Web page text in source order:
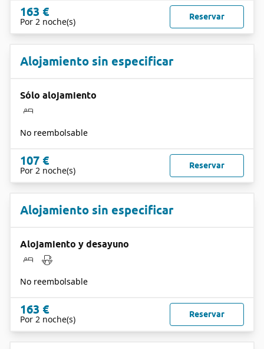
163 €
Por 2 noche(s) Reservar
Alojamiento sin especificar
Sólo alojamiento
No reembolsable
107 €
Por 2 noche(s) Reservar
Alojamiento sin especificar
Alojamiento y desayuno
No reembolsable
163 €
Por 2 noche(s) Reservar